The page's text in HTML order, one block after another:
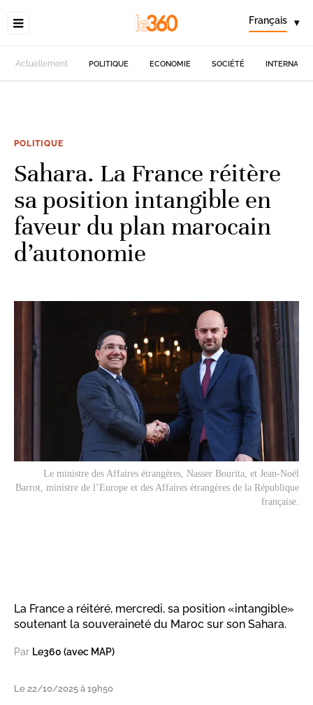
Français ▾
Actuellement POLITIQUE ECONOMIE SOCIÉTÉ
POLITIQUE
Sahara. La France réitère
sa position intangible en
faveur du plan marocain
d’autonomie
Le ministre des Affaires étrangères, Nasser Bourita, et Jean-Noël
Barrot, ministre de l’Europe et des Affaires étrangères de la République
française.
La France a réitéré, mercredi, sa position «intangible»
soutenant la souveraineté du Maroc sur son Sahara.
Par Le360 (avec MAP)
Le 22/10/2025 à 19h50